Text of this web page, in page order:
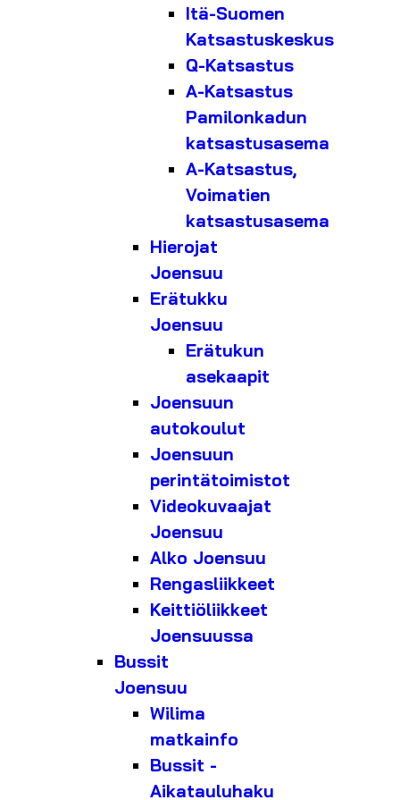
Itä-Suomen
Katsastuskeskus
Q-Katsastus
A-Katsastus
Pamilonkadun
katsastusasema
A-Katsastus,
Voimatien
katsastusasema
Hierojat
Joensuu
Erätukku
Joensuu
Erätukun
asekaapit
Joensuun
autokoulut
Joensuun
perintätoimistot
Videokuvaajat
Joensuu
Alko Joensuu
Rengasliikkeet
Keittiöliikkeet
Joensuussa
Bussit
Joensuu
Wilima
matkainfo
Bussit -
Aikatauluhaku